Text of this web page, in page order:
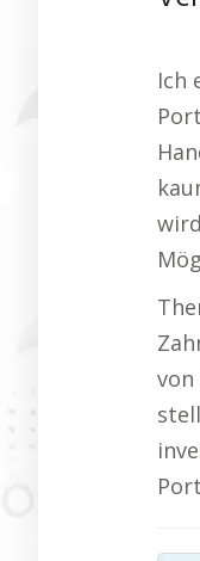
Ich
von